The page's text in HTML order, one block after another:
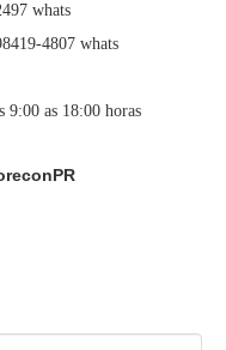
whats
4807 whats
9:00 as 18:00 horas